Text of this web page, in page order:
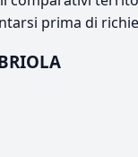
prima di